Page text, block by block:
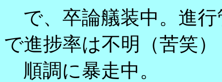
で、卒論艤装中。進
で進捗率は不明（苦笑）
順調に暴走中。